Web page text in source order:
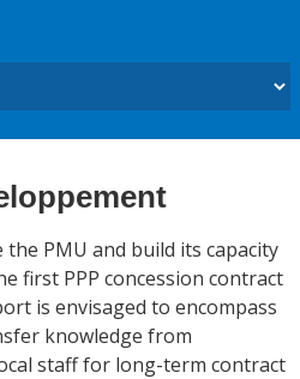
PMU and build its capacity
first PPP concession contract
is envisaged to encompass
knowledge from
staff for long-term contract